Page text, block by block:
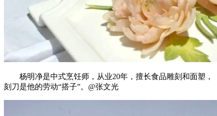
杨明净是中式烹饪师，从业20年，擅长食品雕刻和面塑，
刻刀是他的劳动“搭子”。@张文光